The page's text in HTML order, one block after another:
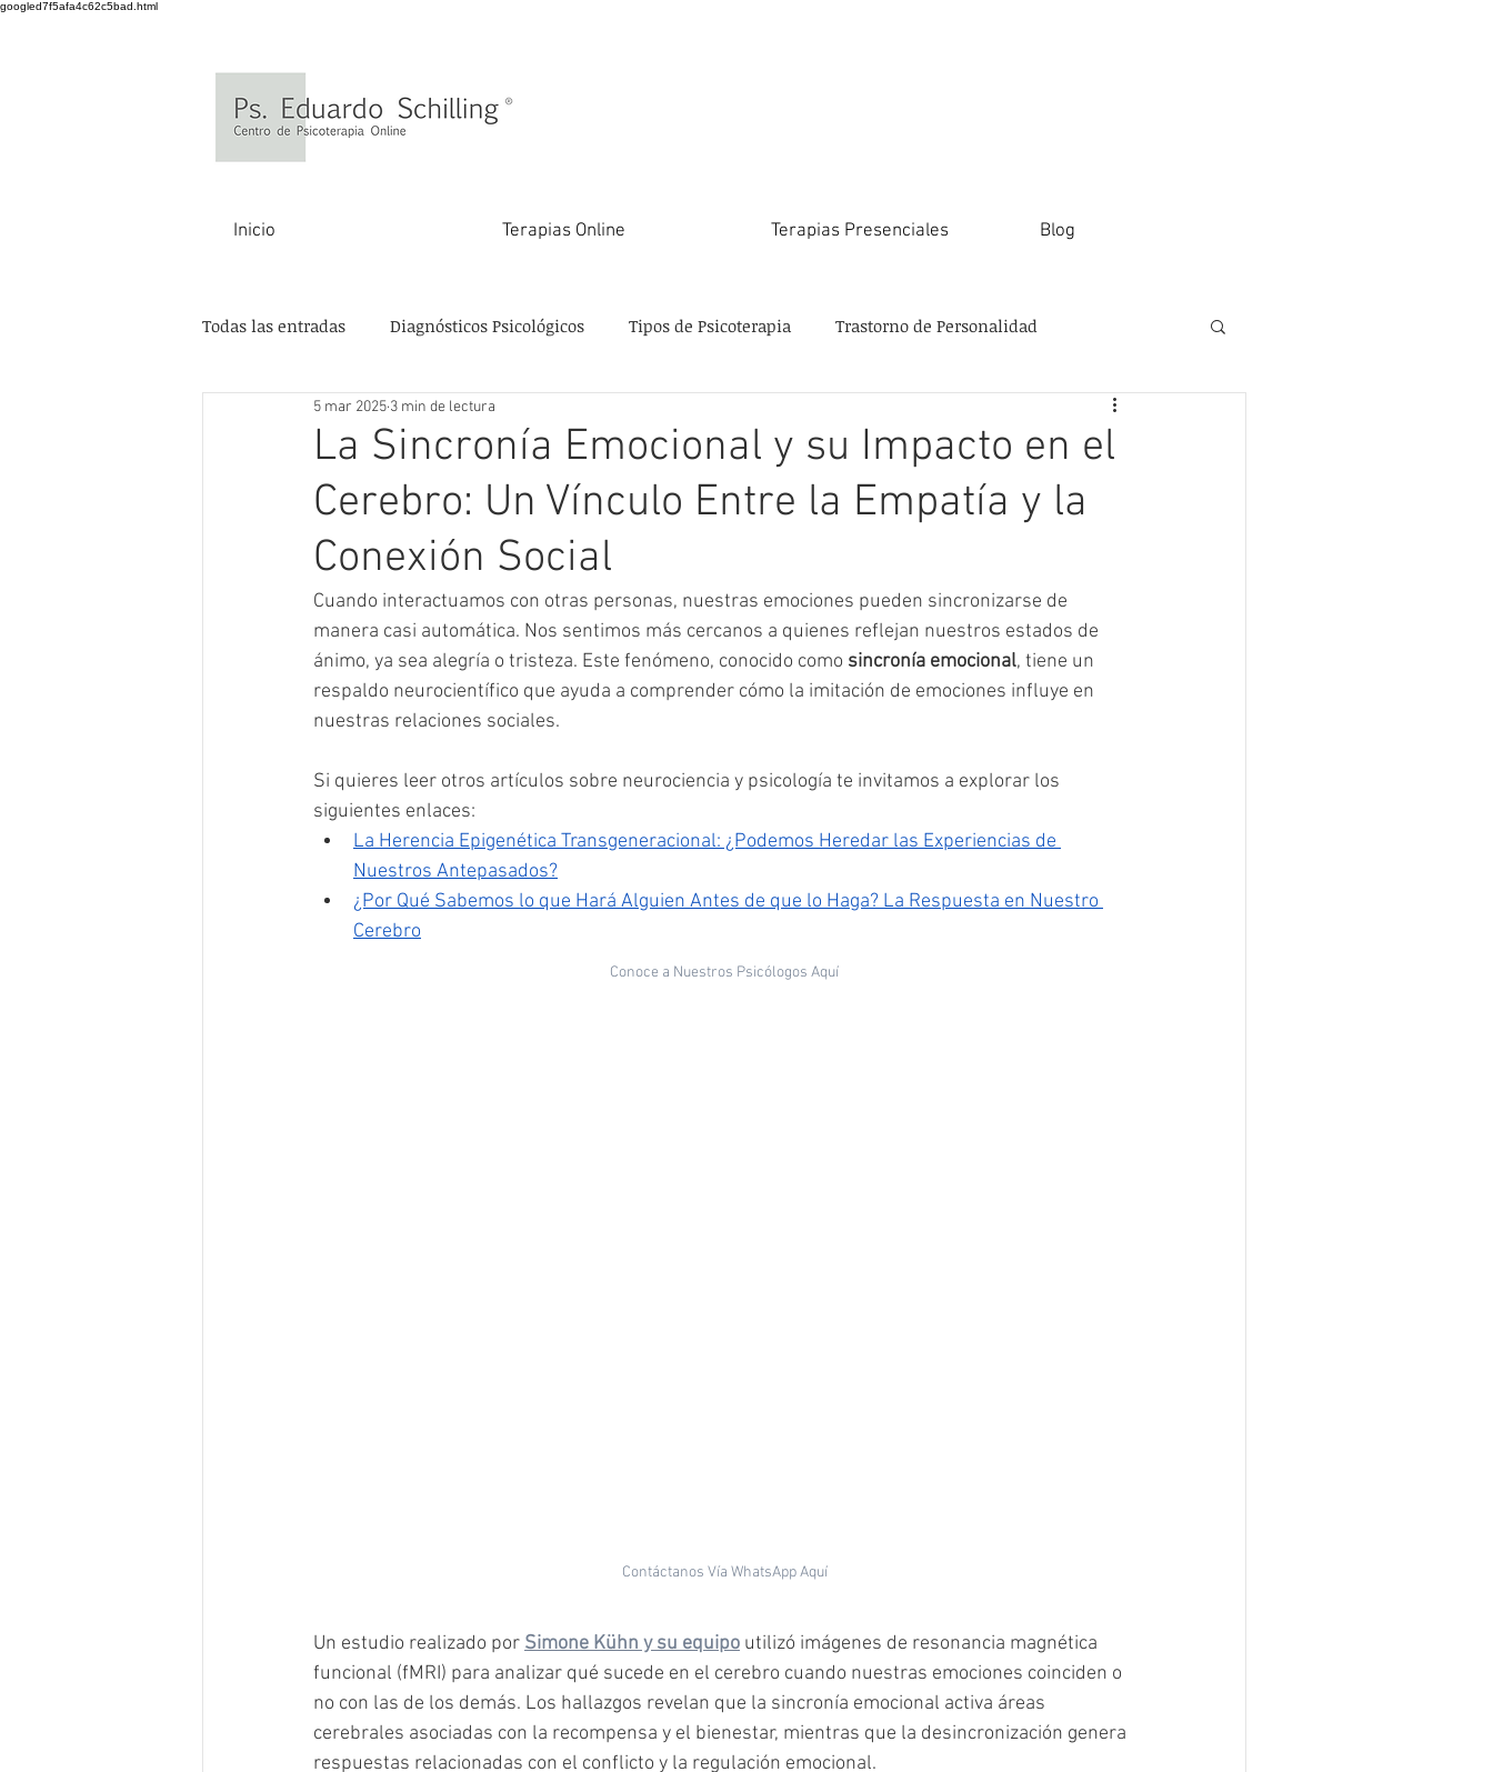
googled7f5afa4c62c5bad.html
Inicio Terapias Online Terapias Presenciales Blog
Todas las entradas Diagnósticos Psicológicos Tipos de Psicoterapia Trastorno de Personalidad
La Sincronía Emocional y su Impacto en el
Cerebro: Un Vínculo Entre la Empatía y la
Conexión Social
5 mar 2025 3 min de lectura
Cuando interactuamos con otras personas, nuestras emociones pueden sincronizarse de
manera casi automática. Nos sentimos más cercanos a quienes reflejan nuestros estados de
ánimo, ya sea alegría o tristeza. Este fenómeno, conocido como sincronía emocional, tiene un
respaldo neurocientífico que ayuda a comprender cómo la imitación de emociones influye en
nuestras relaciones sociales.
Si quieres leer otros artículos sobre neurociencia y psicología te invitamos a explorar los
siguientes enlaces:
La Herencia Epigenética Transgeneracional: ¿Podemos Heredar las Experiencias de
Nuestros Antepasados?
¿Por Qué Sabemos lo que Hará Alguien Antes de que lo Haga? La Respuesta en Nuestro
Cerebro
Conoce a Nuestros Psicólogos Aquí
Contáctanos Vía WhatsApp Aquí
Un estudio realizado por Simone Kühn y su equipo utilizó imágenes de resonancia magnética
funcional (fMRI) para analizar qué sucede en el cerebro cuando nuestras emociones coinciden o
no con las de los demás. Los hallazgos revelan que la sincronía emocional activa áreas
cerebrales asociadas con la recompensa y el bienestar, mientras que la desincronización genera
respuestas relacionadas con el conflicto y la regulación emocional.